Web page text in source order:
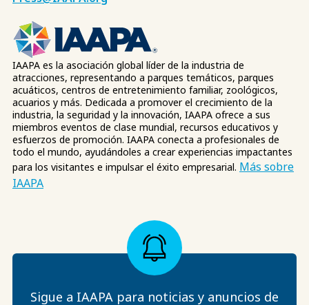
IAAPA es la asociación global líder de la industria de
atracciones, representando a parques temáticos, parques
acuáticos, centros de entretenimiento familiar, zoológicos,
acuarios y más. Dedicada a promover el crecimiento de la
industria, la seguridad y la innovación, IAAPA ofrece a sus
miembros eventos de clase mundial, recursos educativos y
esfuerzos de promoción. IAAPA conecta a profesionales de
todo el mundo, ayudándoles a crear experiencias impactantes
para los visitantes e impulsar el éxito empresarial. Más sobre
IAAPA
Sigue a IAAPA para noticias y anuncios de